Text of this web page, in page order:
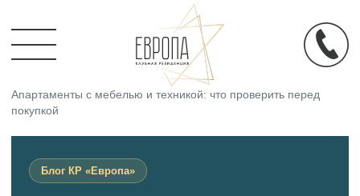
Апартаменты с мебелью и техникой: что проверить перед
покупкой
Блог КР «Европа»